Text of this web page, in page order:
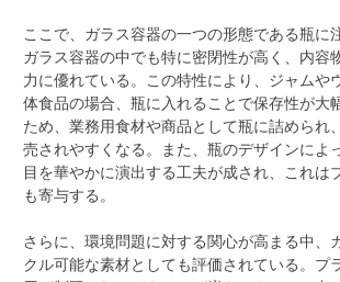
ここで、ガラス容器の一つの形態である瓶に
ガラス容器の中でも特に密閉性が高く、内容
力に優れている。この特性により、ジャムや
体食品の場合、瓶に入れることで保存性が大
ため、業務用食材や商品として瓶に詰められ
売されやすくなる。また、瓶のデザインによ
目を華やかに演出する工夫が成され、これは
も寄与する。
さらに、環境問題に対する関心が高まる中、
クル可能な素材としても評価されている。プ